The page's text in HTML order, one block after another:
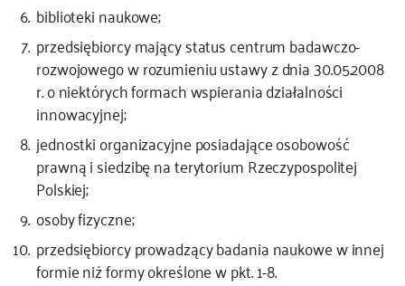
biblioteki naukowe;
przedsiębiorcy mający status centrum badawczo-
rozwojowego w rozumieniu ustawy z dnia 30.05.2008
r. o niektórych formach wspierania działalności
innowacyjnej;
jednostki organizacyjne posiadające osobowość
prawną i siedzibę na terytorium Rzeczypospolitej
Polskiej;
osoby fizyczne;
przedsiębiorcy prowadzący badania naukowe w innej
formie niż formy określone w pkt. 1-8.